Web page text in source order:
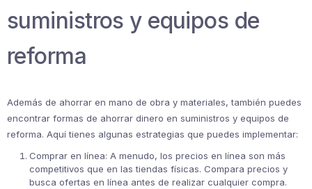
suministros y equipos de
reforma
Además de ahorrar en mano de obra y materiales, también puedes
encontrar formas de ahorrar dinero en suministros y equipos de
reforma. Aquí tienes algunas estrategias que puedes implementar:
Comprar en línea: A menudo, los precios en línea son más
competitivos que en las tiendas físicas. Compara precios y
busca ofertas en línea antes de realizar cualquier compra.